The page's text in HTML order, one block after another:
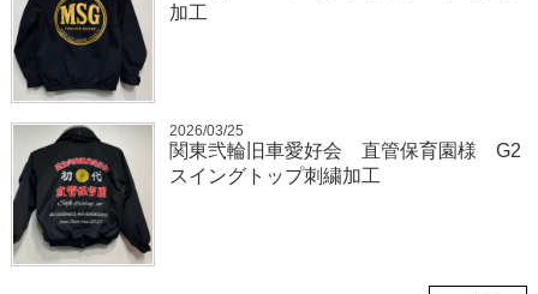
加工
2026/03/25
関東弐輪旧車愛好会 直管保育園様 G2
スイングトップ刺繍加工